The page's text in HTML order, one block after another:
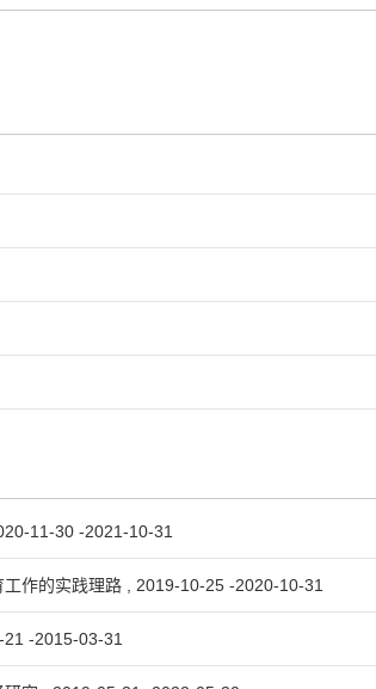
11-30 -2021-10-31
作的实践理路 , 2019-10-25 -2020-10-31
-2015-03-31